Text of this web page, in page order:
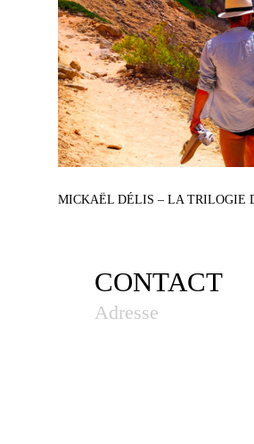
MICKAËL DÉLIS – LA TRILOGIE
CONTACT
Adresse